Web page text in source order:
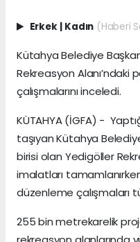
Erkek Kadın (Haberi
Kütahya Belediye
Rekreasyon
çalışmalarını inceledi.
KÜTAHYA (İGFA) -
taşıyan Kütahya
birisi olan Yedigöller
imalatları
düzenleme çalışmaları
255 bin metrekarelik